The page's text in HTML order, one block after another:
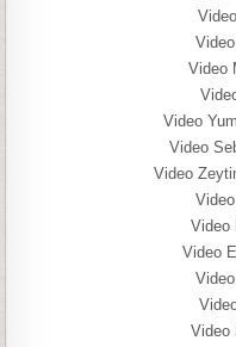
Video
Video
Video
Video
Video
Video
Video